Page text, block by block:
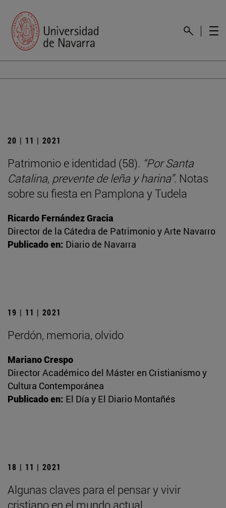
20 | 11 | 2021
Patrimonio e identidad (58). “Por Santa
Catalina, prevente de leña y harina”. Notas
sobre su fiesta en Pamplona y Tudela
Ricardo Fernández Gracia
Director de la Cátedra de Patrimonio y Arte Navarro
Publicado en: Diario de Navarra
19 | 11 | 2021
Perdón, memoria, olvido
Mariano Crespo
Director Académico del Máster en Cristianismo y
Cultura Contemporánea
Publicado en: El Día y El Diario Montañés
18 | 11 | 2021
Algunas claves para el pensar y vivir
cristiano en el mundo actual